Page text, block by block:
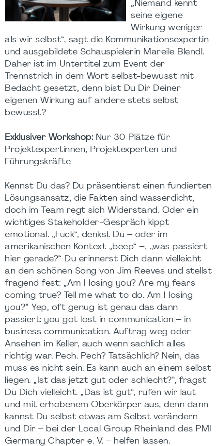
„Niemand kennt
seine eigene
Wirkung weniger
als wir selbst“, sagt die Kommunikationsexpertin
und ausgebildete Schauspielerin Mareile Blendl.
Daher ist im Untertitel zum Event der
Trennstrich in dem Wort selbst-bewusst mit
Bedacht gesetzt, denn bist Du Dir Deiner
eigenen Wirkung auf andere stets selbst
bewusst?
Exklusiver Workshop:Nur 30 Plätze für
Projektexpertinnen, Projektexperten und
Führungskräfte
Kennst Du das? Du präsentierst einen fundierten
Lösungsansatz, die Fakten sind wasserdicht,
doch im Team regt sich Widerstand. Oder ein
wichtiges Stakeholder-Gespräch kippt
emotional. „Fuck“, denkst Du – oder im
amerikanischen Kontext „beep“ –, „was passiert
hier gerade?“ Du erinnerst Dich dann vielleicht
an den schönen Song von Jim Reeves und stellst
fragend fest: „Am I losing you? Are my fears
coming true? Tell me what to do. Am I losing
you?” Yep, oft genug ist genau das dann
passiert: you got lost in communication – in
business communication. Auftrag weg oder
Ansehen im Keller, auch wenn sachlich alles
richtig war. Pech. Pech? Tatsächlich? Nein, das
muss es nicht sein. Es kann auch an einem selbst
liegen. „Ist das jetzt gut oder schlecht?“, fragst
Du Dich vielleicht. „Das ist gut“, rufen wir laut
und mit erhobenem Oberkörper aus, denn dann
kannst Du selbst etwas am Selbst verändern
und Dir – bei der Local Group Rheinland des PMI
Germany Chapter e. V. – helfen lassen.